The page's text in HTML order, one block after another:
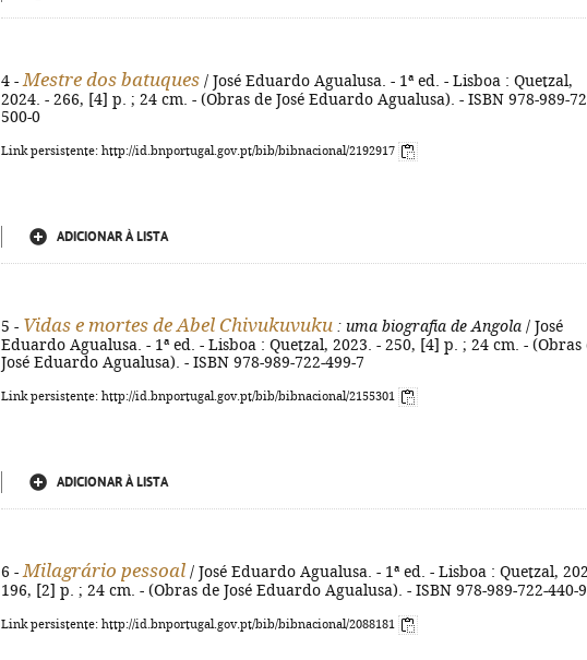
4 - Mestre dos batuques / José Eduardo Agualusa. - 1ª ed. - Lisboa : Quetzal,
2024. - 266, [4] p. ; 24 cm. - (Obras de José Eduardo Agualusa). - ISBN 978-989-
500-0
Link persistente: http://id.bnportugal.gov.pt/bib/bibnacional/2192917
ADICIONAR À LISTA
5 - Vidas e mortes de Abel Chivukuvuku : uma biografia de Angola / José
Eduardo Agualusa. - 1ª ed. - Lisboa : Quetzal, 2023. - 250, [4] p. ; 24 cm. - (Obras
José Eduardo Agualusa). - ISBN 978-989-722-499-7
Link persistente: http://id.bnportugal.gov.pt/bib/bibnacional/2155301
ADICIONAR À LISTA
6 - Milagrário pessoal / José Eduardo Agualusa. - 1ª ed. - Lisboa : Quetzal,
196, [2] p. ; 24 cm. - (Obras de José Eduardo Agualusa). - ISBN 978-989-722-440-9
Link persistente: http://id.bnportugal.gov.pt/bib/bibnacional/2088181